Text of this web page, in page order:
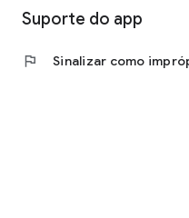
Suporte do app
flag Sinalizar como